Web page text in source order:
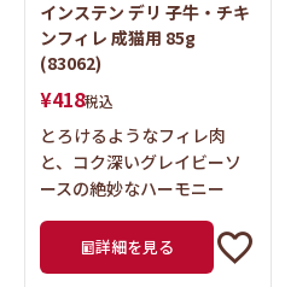
インステン デリ 子牛・チキ
ンフィレ 成猫用 85g
(83062)
¥418税込
とろけるようなフィレ肉
と、コク深いグレイビーソ
ースの絶妙なハーモニー
詳細を見る